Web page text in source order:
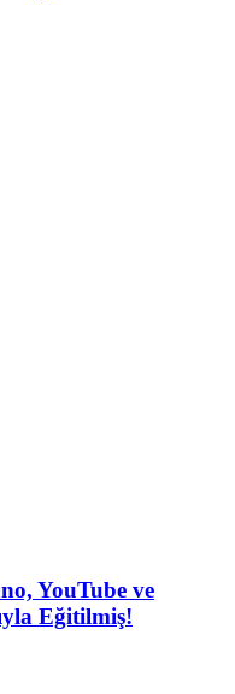
YouTube ve
Eğitilmiş!